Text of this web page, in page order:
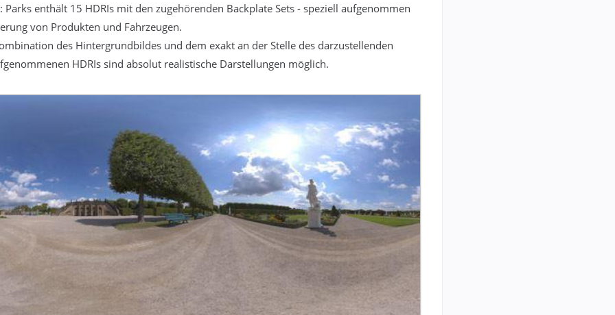
Parks enthält 15 HDRIs mit den zugehörenden Backplate Sets - speziell aufgenommen
von Produkten und Fahrzeugen.
des Hintergrundbildes und dem exakt an der Stelle des darzustellenden
HDRIs sind absolut realistische Darstellungen möglich.